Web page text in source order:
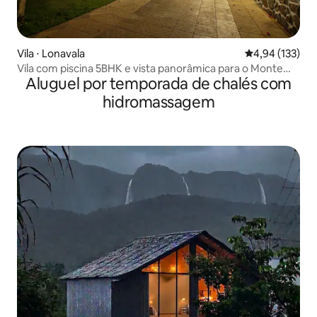
Vila ⋅ Lonavala 4,94 de uma
4,94 (133)
Vila com piscina 5BHK e vista panorâmica para o Monte
Parmar em Lonavala
Aluguel por temporada de chalés com
hidromassagem